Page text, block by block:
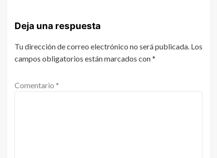
Deja una respuesta
Tu dirección de correo electrónico no será publicada. Los
campos obligatorios están marcados con*
Comentario *